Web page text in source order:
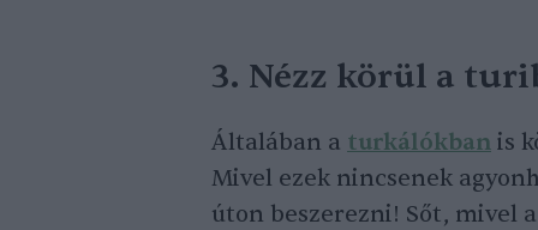
3. Nézz körül a
Általában a turkálókban is
Mivel ezek nincsenek
úton beszerezni! Sőt, mivel